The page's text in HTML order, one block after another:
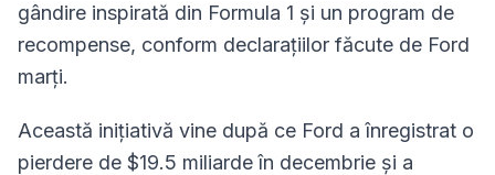
gândire inspirată din Formula 1 și un program de
recompense, conform declarațiilor făcute de Ford
marți.
Această inițiativă vine după ce Ford a înregistrat o
pierdere de $19.5 miliarde în decembrie și a